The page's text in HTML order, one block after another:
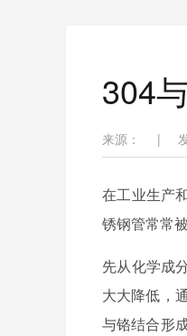
304
来源： |
在工业生产
锈钢管常常
先从化学成
大大降低，
与铬结合形